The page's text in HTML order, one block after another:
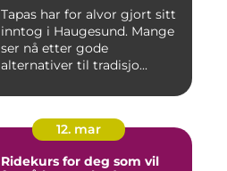
Tapas har for alvor gjort sitt
inntog i Haugesund. Mange
ser nå etter gode
alternativer til tradisjo...
12. mar
Ridekurs for deg som vil